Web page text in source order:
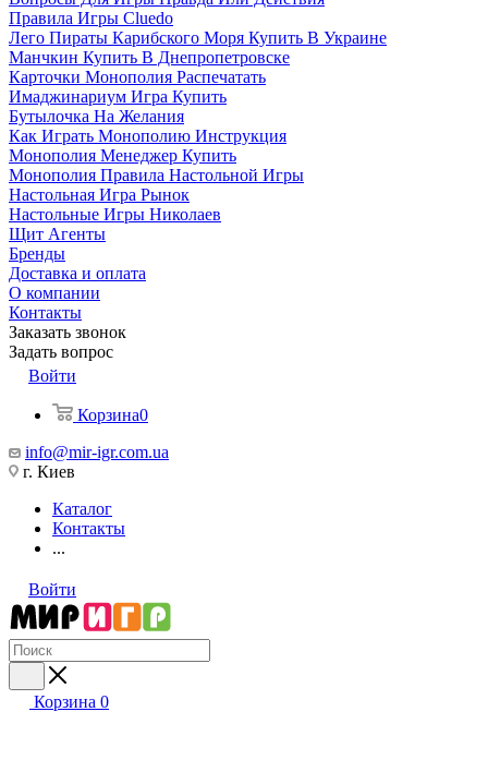
Правила Игры Cluedo
Лего Пираты Карибского Моря Купить В Украине
Манчкин Купить В Днепропетровске
Карточки Монополия Распечатать
Имаджинариум Игра Купить
Бутылочка На Желания
Как Играть Монополию Инструкция
Монополия Менеджер Купить
Монополия Правила Настольной Игры
Настольная Игра Рынок
Настольные Игры Николаев
Щит Агенты
Бренды
Доставка и оплата
О компании
Контакты
Заказать звонок
Задать вопрос
Войти
Корзина0
info@mir-igr.com.ua
г. Киев
Каталог
Контакты
...
Войти
Корзина 0